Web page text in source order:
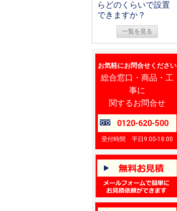
らどのくらいで設置
できますか？
一覧を見る
お気軽にお問合せください
総合窓口・商品・工
事に
関するお問合せ
0120-620-500
受付時間 平日9:00-18:00